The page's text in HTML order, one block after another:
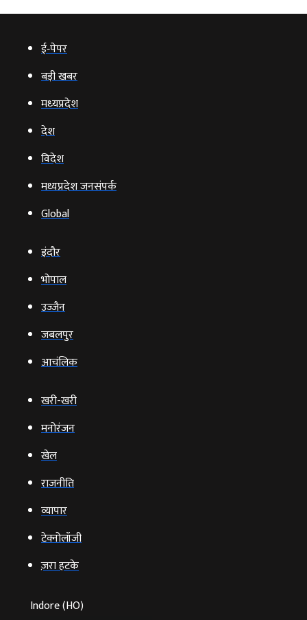
ई‑पेपर
बड़ी खबर
मध्‍यप्रदेश
देश
विदेश
मध्यप्रदेश जनसंपर्क
Global
इंदौर
भोपाल
उज्‍जैन
जबलपुर
आचंलिक
खरी-खरी
मनोरंजन
खेल
राजनीति
व्‍यापार
टेक्‍नोलॉजी
ज़रा हटके
Indore (HO)